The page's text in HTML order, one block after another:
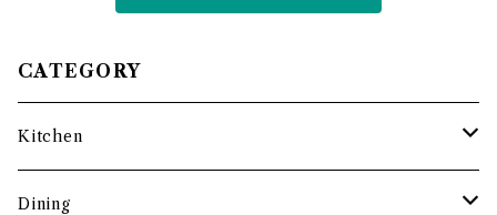
CATEGORY
Kitchen
調理道具
Dining